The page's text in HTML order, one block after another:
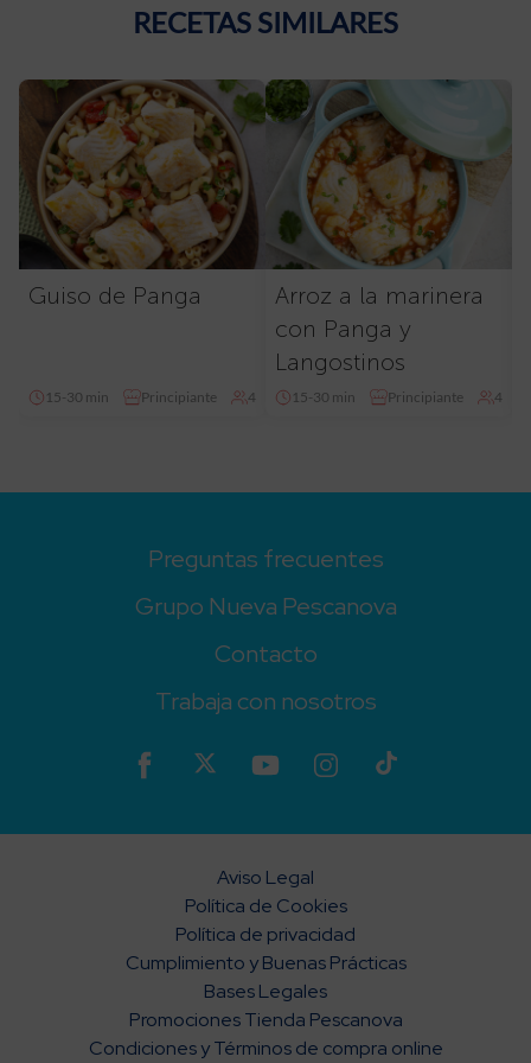
RECETAS SIMILARES
Guiso de Panga
15-30 min Principiante 4
Arroz a la marinera
con Panga y
Langostinos
15-30 min Principiante 4
Preguntas frecuentes
Grupo Nueva Pescanova
Contacto
Trabaja con nosotros
Aviso Legal
Política de Cookies
Política de privacidad
Cumplimiento y Buenas Prácticas
Bases Legales
Promociones Tienda Pescanova
Condiciones y Términos de compra online